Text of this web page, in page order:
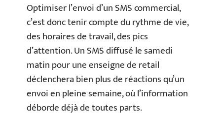
Optimiser l’envoi d’un SMS commercial,
c’est donc tenir compte du rythme de vie,
des horaires de travail, des pics
d’attention. Un SMS diffusé le samedi
matin pour une enseigne de retail
déclenchera bien plus de réactions qu’un
envoi en pleine semaine, où l’information
déborde déjà de toutes parts.